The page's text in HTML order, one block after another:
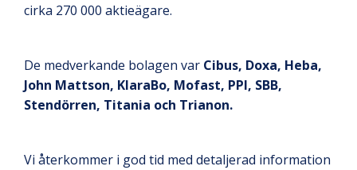
cirka 270 000 aktieägare.
De medverkande bolagen var Cibus, Doxa, Heba,
John Mattson, KlaraBo, Mofast, PPI, SBB,
Stendörren, Titania och Trianon.
Vi återkommer i god tid med detaljerad information